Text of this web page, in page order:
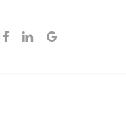
FACEBOOK
LINKEDINGOOGLE-
PLUS